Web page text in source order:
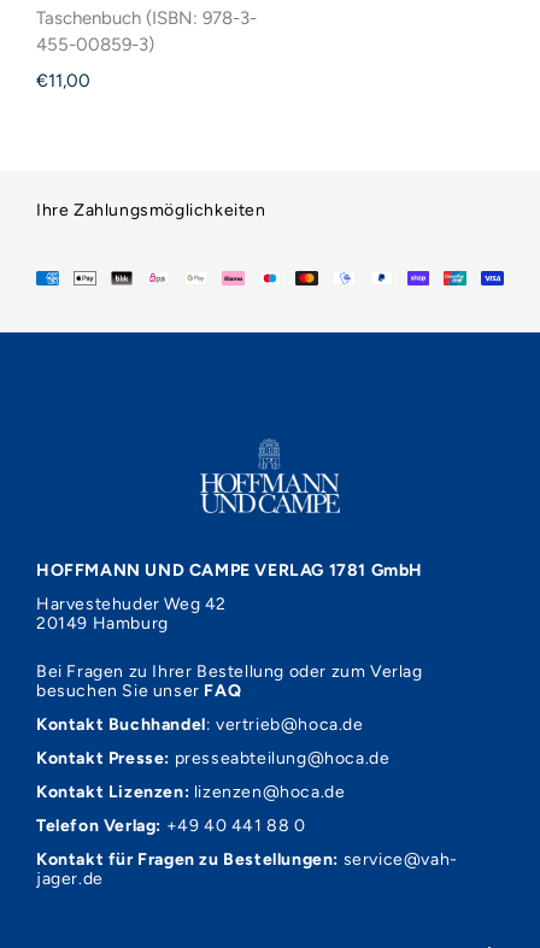
Taschenbuch (ISBN: 978-3-
455-00859-3)
€11,00
Ihre Zahlungsmöglichkeiten
HOFFMANN UND CAMPE VERLAG 1781 GmbH
Harvestehuder Weg 42
20149 Hamburg
Bei Fragen zu Ihrer Bestellung oder zum Verlag
besuchen Sie unser FAQ
Kontakt Buchhandel:vertrieb@hoca.de
Kontakt Presse: presseabteilung@hoca.de
Kontakt Lizenzen: lizenzen@hoca.de
Telefon Verlag: +49 40 441 88 0
Kontakt für Fragen zu Bestellungen: service@vah-
jager.de